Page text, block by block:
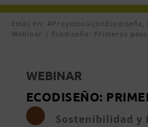
Estás en: #ProyectoGijonEcodiseña
Webinar | Ecodiseño: Primeros
WEBINAR
ECODISEÑO:
Sostenibilidad y